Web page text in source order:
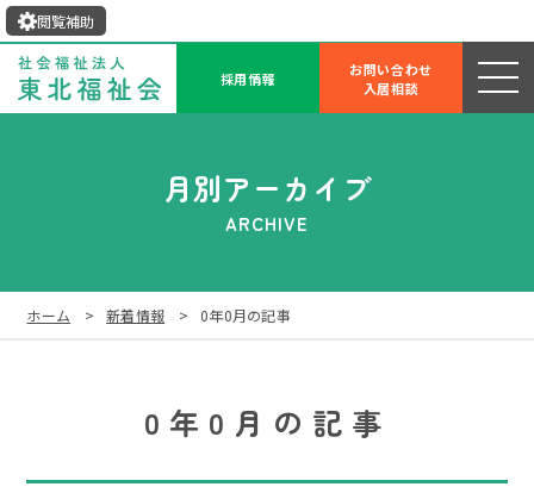
閲覧補助
採用情報
お問い合わせ
入居相談
月別アーカイブ
ARCHIVE
ホーム 新着情報 0年0月の記事
0年0月の記事